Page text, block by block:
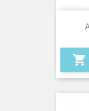
